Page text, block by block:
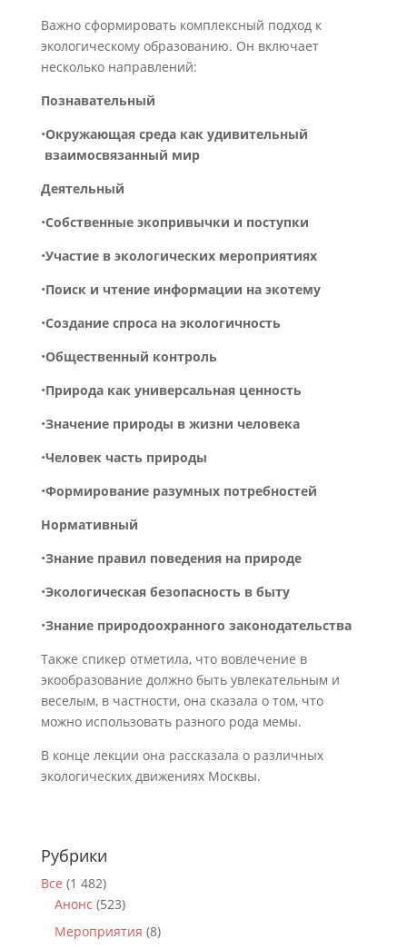
Важно сформировать комплексный подход к
экологическому образованию. Он включает
несколько направлений:
Познавательный
•Окружающая среда как удивительный
взаимосвязанный мир
Деятельный
•Собственные экопривычки и поступки
•Участие в экологических мероприятиях
•Поиски чтение информации на экотему
•Создание спроса на экологичность
•Общественный контроль
•Природа как универсальная ценность
•Значение природы вжизни человека
•Человек часть природы
•Формирование разумных потребностей
Нормативный
•Знание правил поведенияна природе
•Экологическая безопасность в быту
•Знание природоохранного законодательства
Также спикер отметила, что вовлечение в
экообразование должно быть увлекательным и
веселым, в частности, она сказала о том, что
можно использовать разного рода мемы.
В конце лекции она рассказала о различных
экологических движениях Москвы.
Рубрики
Все (1 482)
Анонс (523)
Мероприятия (8)